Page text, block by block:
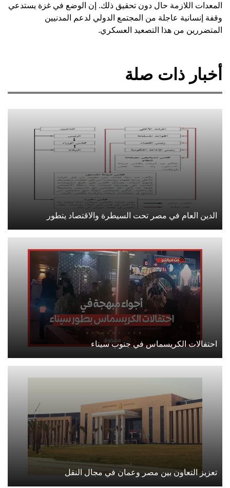
المعدات اللازمة حال دون تحقيق ذلك. إن الوضع في غزة يستدعي
وقفة إنسانية عاجلة من المجتمع الدولي لدعم المدنيين
المتضررين من هذا التصعيد العسكري.
أخبار ذات صلة
الدين العام في مصر تحت السيطرة والاقتصاد يتطور
احتفالات الكريسماس في جنوب سيناء
تعزيز التعاون بين مصر وعمان في مجال النقل